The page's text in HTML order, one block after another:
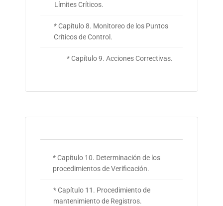
Límites Críticos.
* Capítulo 8. Monitoreo de los Puntos
Críticos de Control.
* Capítulo 9. Acciones Correctivas.
* Capítulo 10. Determinación de los
procedimientos de Verificación.
* Capítulo 11. Procedimiento de
mantenimiento de Registros.